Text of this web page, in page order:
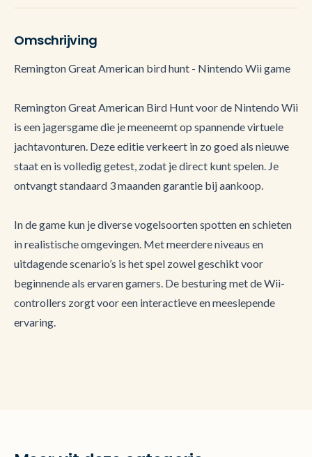
Omschrijving
Remington Great American bird hunt - Nintendo Wii game
Remington Great American Bird Hunt voor de Nintendo Wii
is een jagersgame die je meeneemt op spannende virtuele
jachtavonturen. Deze editie verkeert in zo goed als nieuwe
staat en is volledig getest, zodat je direct kunt spelen. Je
ontvangt standaard 3 maanden garantie bij aankoop.
In de game kun je diverse vogelsoorten spotten en schieten
in realistische omgevingen. Met meerdere niveaus en
uitdagende scenario’s is het spel zowel geschikt voor
beginnende als ervaren gamers. De besturing met de Wii-
controllers zorgt voor een interactieve en meeslepende
ervaring.